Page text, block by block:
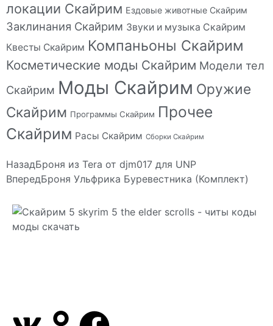
локации Скайрим Ездовые животные Скайрим
Заклинания Скайрим Звуки и музыка Скайрим
Квесты Скайрим Компаньоны Скайрим
Косметические моды Скайрим Модели тел
Скайрим Моды Скайрим Оружие
Скайрим Программы Скайрим Прочее
Скайрим Расы Скайрим Сборки Скайрим
НазадБроня из Tera от djm017 для UNP
ВпередБроня Ульфрика Буревестника (Комплект)